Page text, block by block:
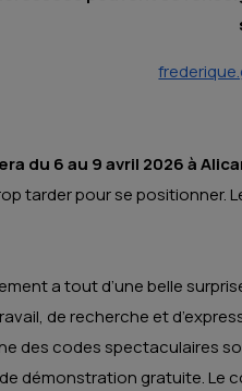
du 6 au 9 avril 2026 à
tarder pour se positionner.
a tout d’une belle
de recherche et
des codes spectaculaires
de démonstration gratuite.